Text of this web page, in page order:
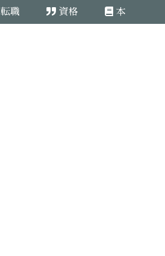
転職 資格 本